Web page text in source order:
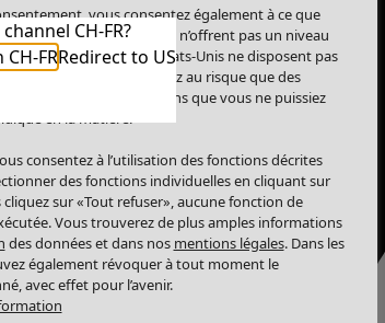
CH-FR?
CH-FRRedirect to US
vous consentez également à ce que
Unis. Les États-Unis n’offrent pas un niveau
à celui de l’UE. Les États-Unis ne disposent pas
vous vous exposez au risque que des
à caractère personnel sans que vous ne puissiez
en la matière.
consentez à l’utilisation des fonctions décrites
des fonctions individuelles en cliquant sur
sur «Tout refuser», aucune fonction de
Vous trouverez de plus amples informations
des données et dans nos mentions légales. Dans les
également révoquer à tout moment le
avec effet pour l’avenir.